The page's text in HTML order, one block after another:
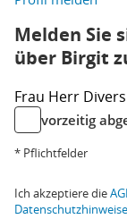
Melden Sie
über Birgit
Frau Herr Divers
vorzeitig
* Pflichtfelder
Ich akzeptiere die
Datenschutzhinweise